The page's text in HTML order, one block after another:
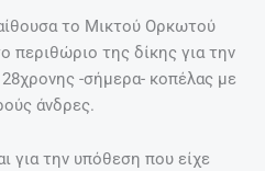
το Μικτού Ορκωτού
περιθώριο της δίκης για την
-σήμερα- κοπέλας με
άνδρες.
για την υπόθεση που είχε